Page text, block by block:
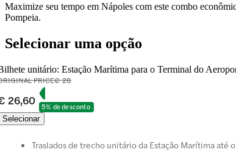
Maximize seu tempo em Nápoles com este combo
Pompeia.
Selecionar uma opção
unitário: Estação Marítima para o Terminal do
PRICE€ 28
26,60
5% de desconto
Selecionar
Traslados de trecho unitário da Estação Marítima